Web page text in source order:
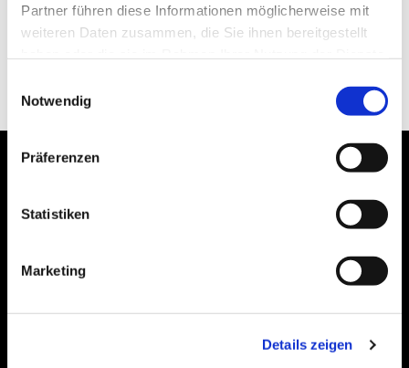
Partner führen diese Informationen möglicherweise mit
weiteren Daten zusammen, die Sie ihnen bereitgestellt
Notwendig
Präferenzen
Statistiken
Marketing
Details zeigen
Bitte akzeptieren Sie Marketing-Cookies,